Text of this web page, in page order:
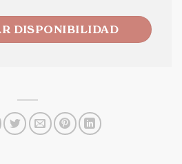
DISPONIBILIDAD